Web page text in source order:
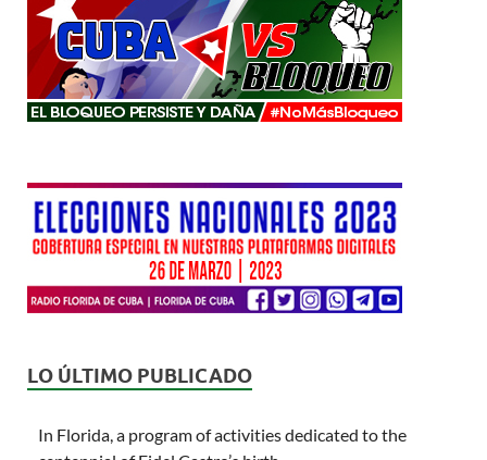
LO ÚLTIMO PUBLICADO
In Florida, a program of activities dedicated to the